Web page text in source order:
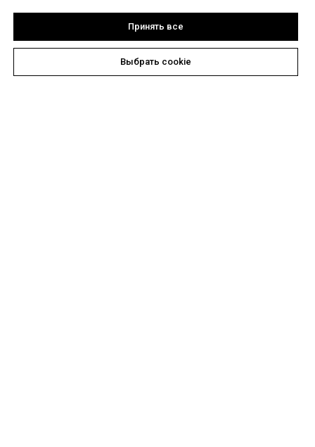
Принять все
Выбрать cookie